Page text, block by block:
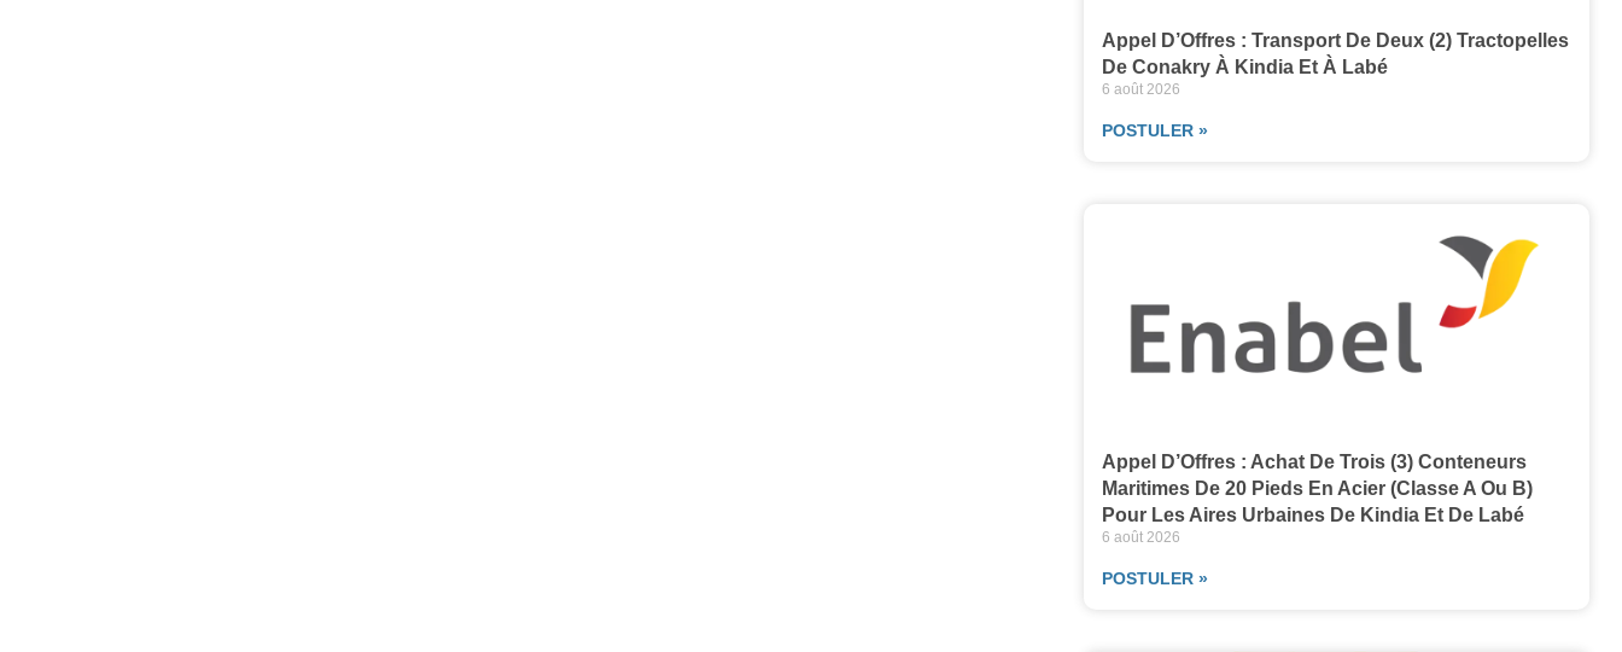
Appel D’Offres : Transport De Deux (2) Tractopelles
De Conakry À Kindia Et À Labé
6 août 2026
POSTULER »
Appel D’Offres : Achat De Trois (3) Conteneurs
Maritimes De 20 Pieds En Acier (classe A Ou B)
Pour Les Aires Urbaines De Kindia Et De Labé
6 août 2026
POSTULER »